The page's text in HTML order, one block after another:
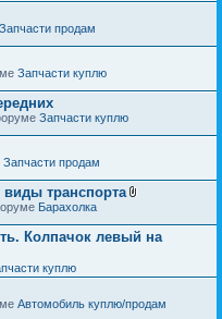
Запчасти продам
Запчасти куплю
Запчасти куплю
Запчасти продам
виды транспорта
о
ж
и
Барахолка
Колпачок левый на
куплю
Автомобиль куплю/продам